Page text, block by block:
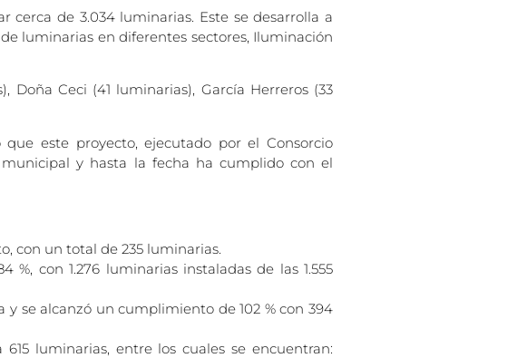
de 3.034 luminarias. Este se desarrolla a
luminarias en diferentes sectores, Iluminación
Ceci (41 luminarias), García Herreros (33
que este proyecto, ejecutado por el Consorcio
y hasta la fecha ha cumplido con el
con un total de 235 luminarias.
con 1.276 luminarias instaladas de las 1.555
se alcanzó un cumplimiento de 102 % con 394
luminarias, entre los cuales se encuentran: